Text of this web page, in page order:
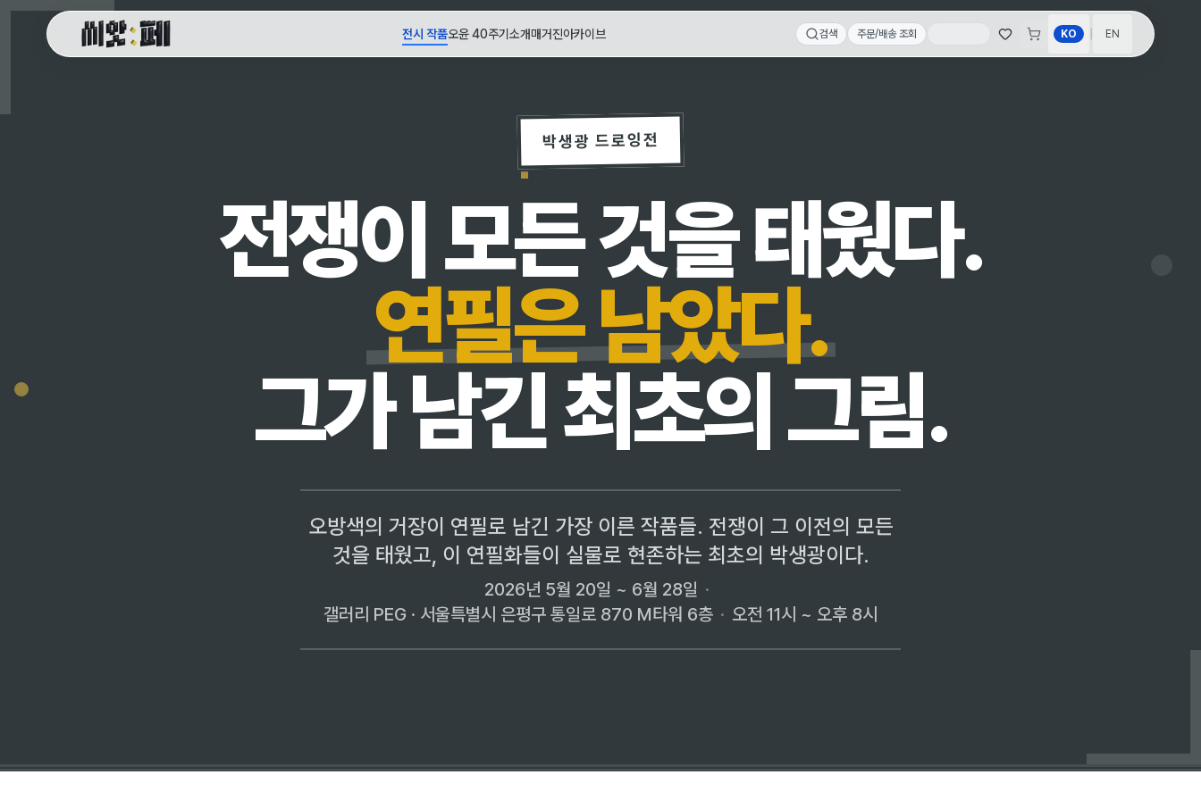
씨앗페 온라인 홈
전시 작품오윤 40주기 소개매거진아카이브 검색 주문/배송 조회 KO EN
박생광 드로잉전
전쟁이 모든 것을 태웠다.
연필은 남았다.
그가 남긴 최초의 그림.
오방색의 거장이 연필로 남긴 가장 이른 작품들. 전쟁이 그 이전의 모든
것을 태웠고, 이 연필화들이 실물로 현존하는 최초의 박생광이다.
2026년 5월 20일 ~ 6월 28일 ·
갤러리 PEG · 서울특별시 은평구 통일로 870 M타워 6층 · 오전 11시 ~ 오후 8시